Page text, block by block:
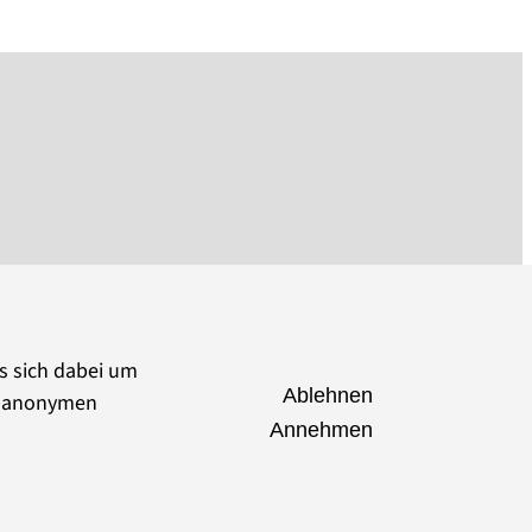
sich dabei um
Ablehnen
Annehmen